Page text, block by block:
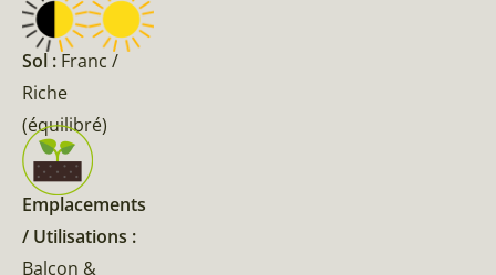
Sol : Franc /
Riche
(équilibré)
Emplacements
/ Utilisations :
Balcon &